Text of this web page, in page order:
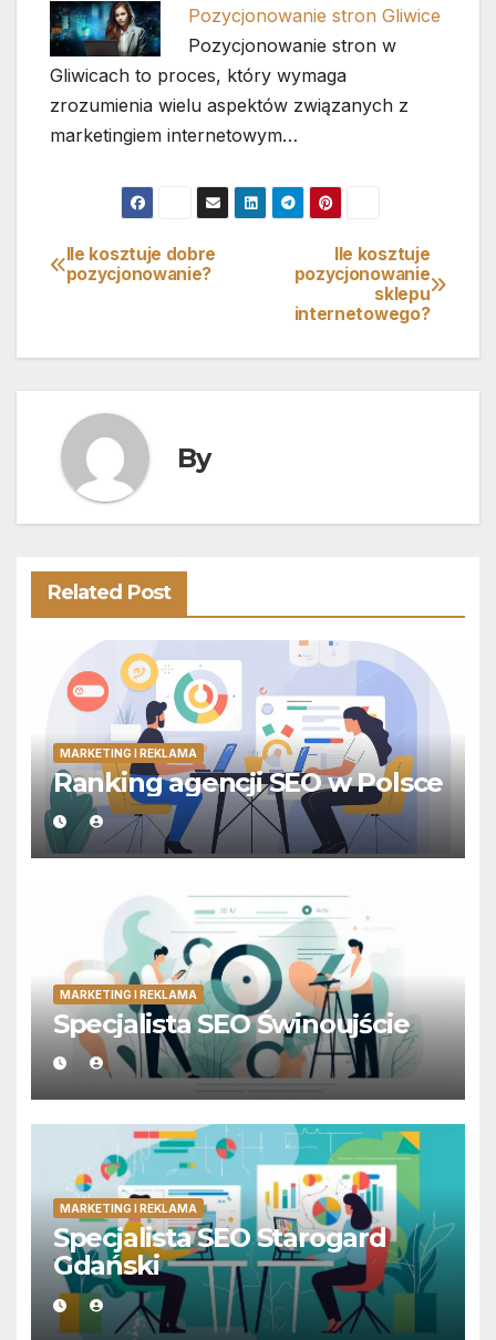
Pozycjonowanie stron Gliwice
Pozycjonowanie stron w
Gliwicach to proces, który wymaga
zrozumienia wielu aspektów związanych z
marketingiem internetowym…
Nawigacja
Ile kosztuje
pozycjonowanie
sklepu
internetowego?
Ile kosztuje dobre
pozycjonowanie?
By
Related Post
MARKETING I REKLAMA
Ranking agencji SEO w Polsce
MARKETING I REKLAMA
Specjalista SEO Świnoujście
MARKETING I REKLAMA
Specjalista SEO Starogard
Gdański